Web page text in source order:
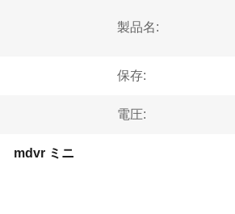
製品名:
保存:
電圧:
mdvr ミニ